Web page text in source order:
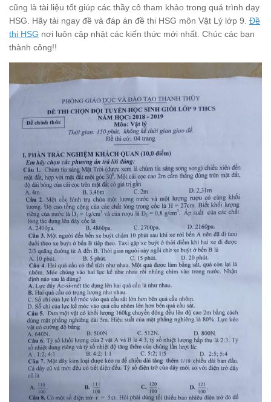
cũng là tài liệu tốt giúp các thầy cô tham khảo trong quá trình dạy
HSG. Hãy tải ngay đề và đáp án đề thi HSG môn Vật Lý lớp 9. Đề
thi HSG nơi luôn cập nhật các kiến thức mới nhất. Chúc các bạn
thành công!!